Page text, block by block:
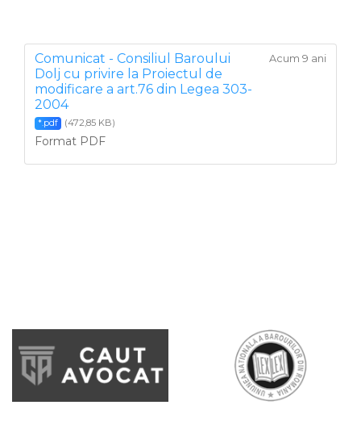
Comunicat - Consiliul Baroului
Dolj cu privire la Proiectul de
modificare a art.76 din Legea 303-
2004
Acum 9 ani
*.pdf (472,85 KB)
Format PDF